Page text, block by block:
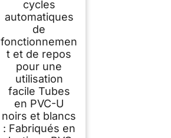
cycles
automatiques
de
fonctionnemen
t et de repos
pour une
utilisation
facile Tubes
en PVC-U
noirs et blancs
: Fabriqués en